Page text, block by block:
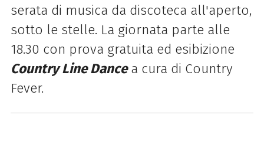
serata di musica da discoteca all'aperto,
sotto le stelle. La giornata parte alle
18.30 con prova gratuita ed esibizione
Country Line Dancea cura di Country
Fever.